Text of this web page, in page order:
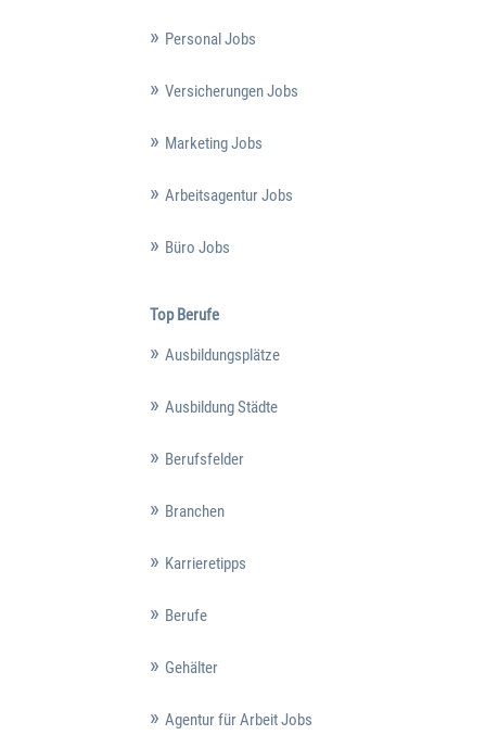
Personal Jobs
Versicherungen Jobs
Marketing Jobs
Arbeitsagentur Jobs
Büro Jobs
Top Berufe
Ausbildungsplätze
Ausbildung Städte
Berufsfelder
Branchen
Karrieretipps
Berufe
Gehälter
Agentur für Arbeit Jobs